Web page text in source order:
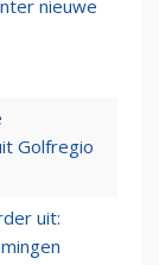
nieuwe
Golfregio
uit: